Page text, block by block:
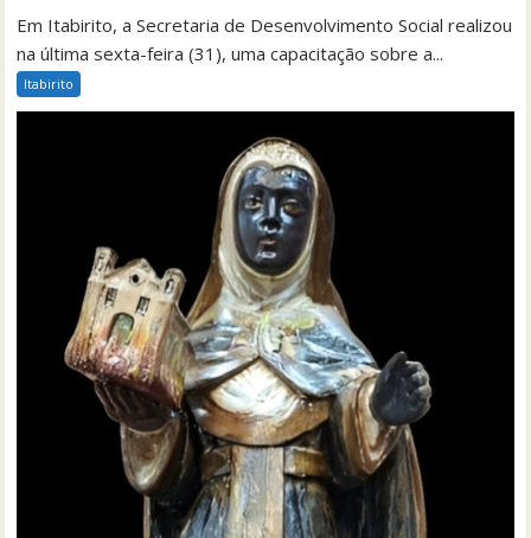
Em Itabirito, a Secretaria de Desenvolvimento Social realizou
na última sexta-feira (31), uma capacitação sobre a...
Itabirito